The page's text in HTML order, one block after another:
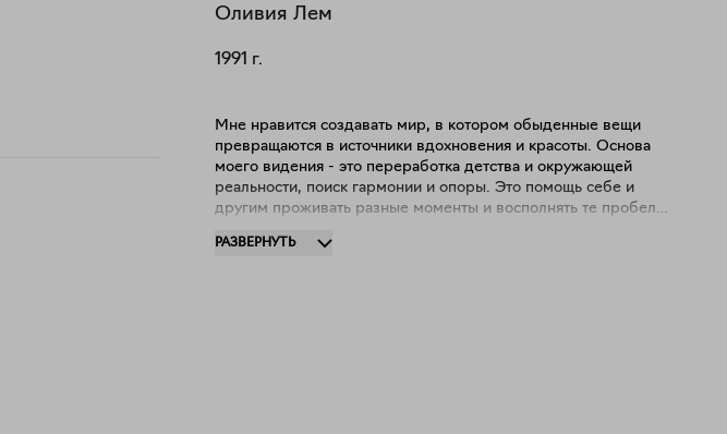
Оливия Лем
1991 г.
Мне нравится создавать мир, в котором обыденные вещи
превращаются в источники вдохновения и красоты. Основа
моего видения - это переработка детства и окружающей
реальности, поиск гармонии и опоры. Это помощь себе и
другим проживать разные моменты и восполнять те пробелы
можно продолжать жить в розовых очках. Можно просто
РАЗВЕРНУТЬ